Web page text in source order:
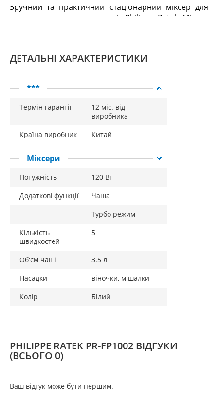
Зручний та практичний стаціонарний міксер для
щоденного використання від Philippe Ratek. Міксер
чашею об'ємом 3,5 л.
ДЕТАЛЬНІ ХАРАКТЕРИСТИКИ
***
Термін гарантії
12 міс. від
виробника
Країна виробник
Китай
Міксери
Потужність
120 Вт
Додаткові функції
Чаша
Турбо режим
Кількість
швидкостей
5
Об'єм чаші
3.5 л
Насадки
віночки, мішалки
Колір
Білий
PHILIPPE RATEK PR-FP1002 ВІДГУКИ
(ВСЬОГО 0)
Ваш відгук може бути першим.